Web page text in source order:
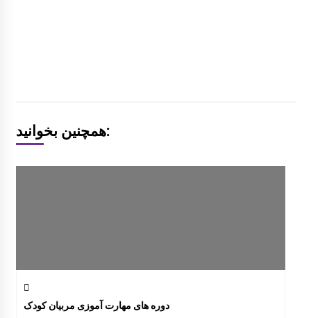
همچنین بخوانید:
دوره های مهارت آموزی مربیان کودک